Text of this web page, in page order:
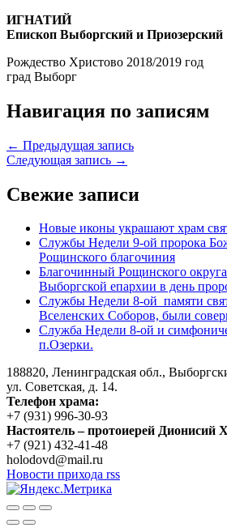
ИГНАТИЙ
Епископ Выборгский и Приозерский
Рождество Христово 2018/2019 год
град Выборг
Навигация по записям
← Предыдущая запись
Следующая запись →
Свежие записи
Новые иконы украшают храм
Службы Недели 9-ой пророка
Рощинского благочиния
Благочинный Рощинского
Выборгской епархии в день
Службы Недели 8-ой памяти
Вселенских Соборов, были
Служба Недели 8-ой и
п.Озерки.
188820, Ленинградская обл.,
ул. Советская, д. 14.
Телефон храма:
+7 (931) 996-30-93
Настоятель – протоиерей Дионисий
+7 (921) 432-41-48
holodovd@mail.ru
Новости прихода rss